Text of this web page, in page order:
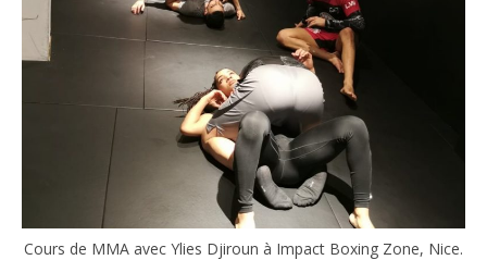
Cours de MMA avec Ylies Djiroun à Impact Boxing Zone, Nice.